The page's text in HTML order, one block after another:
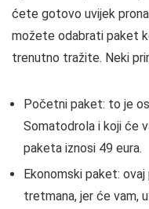
ćete gotovo uvijek
možete odabrati paket
trenutno tražite. Neki
Početni paket: to je
Somatodrola i koji će
paketa iznosi 49 eura.
Ekonomski paket:
tretmana, jer će vam,